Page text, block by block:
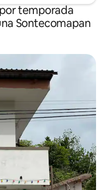
temporada
Sontecomapan